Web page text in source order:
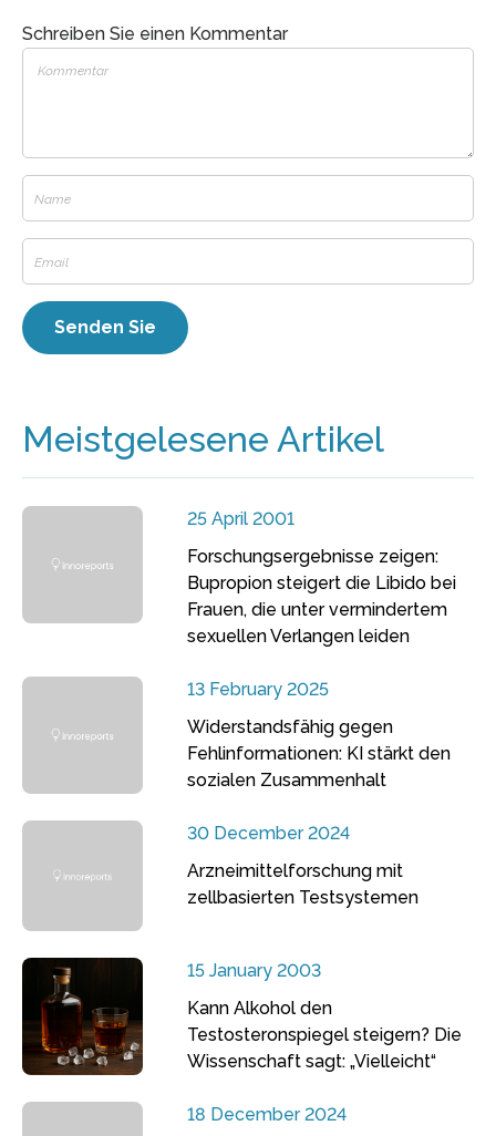
Schreiben Sie einen Kommentar
Meistgelesene Artikel
25 April 2001
Forschungsergebnisse zeigen:
Bupropion steigert die Libido bei
Frauen, die unter vermindertem
sexuellen Verlangen leiden
13 February 2025
Widerstandsfähig gegen
Fehlinformationen: KI stärkt den
sozialen Zusammenhalt
30 December 2024
Arzneimittelforschung mit
zellbasierten Testsystemen
15 January 2003
Kann Alkohol den
Testosteronspiegel steigern? Die
Wissenschaft sagt: „Vielleicht“
18 December 2024